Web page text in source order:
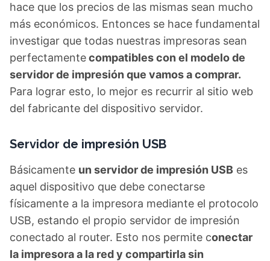
hace que los precios de las mismas sean mucho
más económicos. Entonces se hace fundamental
investigar que todas nuestras impresoras sean
perfectamentecompatibles con el modelo de
servidor de impresión que vamos a comprar.
Para lograr esto, lo mejor es recurrir al sitio web
del fabricante del dispositivo servidor.
Servidor de impresión USB
Básicamente un servidor de impresión USB es
aquel dispositivo que debe conectarse
físicamente a la impresora mediante el protocolo
USB, estando el propio servidor de impresión
conectado al router. Esto nos permite conectar
la impresora a la red y compartirla sin